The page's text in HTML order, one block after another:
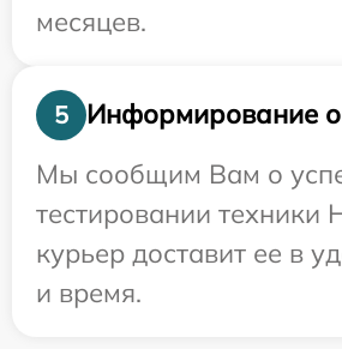
месяцев.
5
Информирование о
Мы сообщим Вам о
тестировании техники
курьер доставит ее в
и время.